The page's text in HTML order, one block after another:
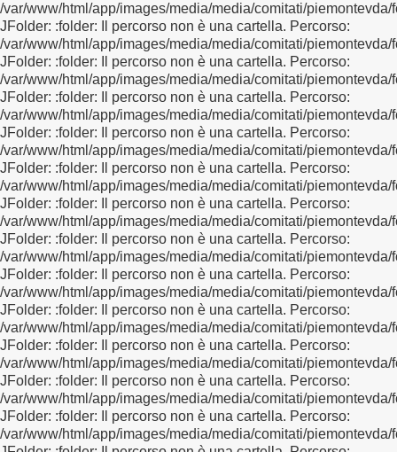
/var/www/html/app/images/media/media/comitati/piemontevda/
JFolder: :folder: Il percorso non è una cartella. Percorso:
/var/www/html/app/images/media/media/comitati/piemontevda/
JFolder: :folder: Il percorso non è una cartella. Percorso:
/var/www/html/app/images/media/media/comitati/piemontevda/
JFolder: :folder: Il percorso non è una cartella. Percorso:
/var/www/html/app/images/media/media/comitati/piemontevda/
JFolder: :folder: Il percorso non è una cartella. Percorso:
/var/www/html/app/images/media/media/comitati/piemontevda/
JFolder: :folder: Il percorso non è una cartella. Percorso:
/var/www/html/app/images/media/media/comitati/piemontevda/
JFolder: :folder: Il percorso non è una cartella. Percorso:
/var/www/html/app/images/media/media/comitati/piemontevda/
JFolder: :folder: Il percorso non è una cartella. Percorso:
/var/www/html/app/images/media/media/comitati/piemontevda/
JFolder: :folder: Il percorso non è una cartella. Percorso:
/var/www/html/app/images/media/media/comitati/piemontevda/
JFolder: :folder: Il percorso non è una cartella. Percorso:
/var/www/html/app/images/media/media/comitati/piemontevda/
JFolder: :folder: Il percorso non è una cartella. Percorso:
/var/www/html/app/images/media/media/comitati/piemontevda/
JFolder: :folder: Il percorso non è una cartella. Percorso:
/var/www/html/app/images/media/media/comitati/piemontevda/
JFolder: :folder: Il percorso non è una cartella. Percorso:
/var/www/html/app/images/media/media/comitati/piemontevda/